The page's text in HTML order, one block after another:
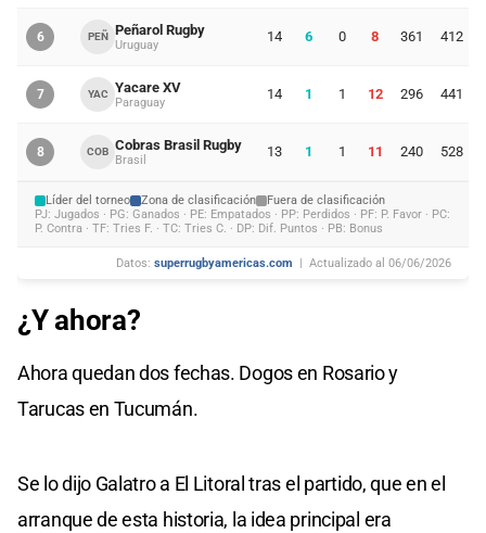
6 PEÑ Peñarol Rugby
Uruguay
14 6 0 8 361 412
7 YAC Yacare XV
Paraguay
14 1 1 12 296 441
8 COB Cobras Brasil Rugby
Brasil
13 1 1 11 240 528
Líder del torneo Zona de clasificación
Fuera de clasificación
PJ: Jugados · PG: Ganados · PE: Empatados · PP: Perdidos · PF: P. Favor · PC:
P. Contra · TF: Tries F. · TC: Tries C. · DP: Dif. Puntos · PB: Bonus
Datos: superrugbyamericas.com | Actualizado al 06/06/2026
¿Y ahora?
Ahora quedan dos fechas. Dogos en Rosario y
Tarucas en Tucumán.
Se lo dijo Galatro a El Litoral tras el partido, que en el
arranque de esta historia, la idea principal era